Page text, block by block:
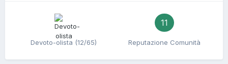
Devoto-olista (12/65)
11
Reputazione Comunità